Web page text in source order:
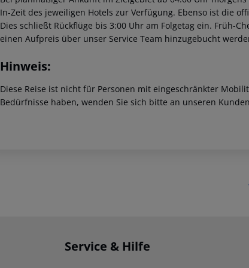
In-Zeit des jeweiligen Hotels zur Verfügung. Ebenso ist die
Dies schließt Rückflüge bis 3:00 Uhr am Folgetag ein. Früh-
einen Aufpreis über unser Service Team hinzugebucht
Hinweis:
Diese Reise ist nicht für Personen mit eingeschränkter
Bedürfnisse haben, wenden Sie sich bitte an unseren
Service & Hilfe